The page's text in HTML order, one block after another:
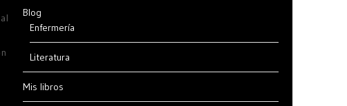
Blog
Enfermería
Literatura
Mis libros